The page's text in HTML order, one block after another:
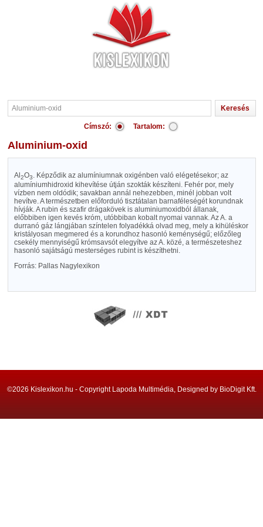
Címszó: Tartalom:
Aluminium-oxid
Al 2O3. Képződik az alumíniumnak oxigénben való elégetésekor; az
alumíniumhidroxid kihevítése útján szokták készíteni. Fehér por, mely
vízben nem oldódik; savakban annál nehezebben, minél jobban volt
hevítve. A természetben előforduló tisztátalan barnaféleségét korundnak
hívják. A rubin és szafir drágakövek is aluminiumoxidból állanak,
előbbiben igen kevés króm, utóbbiban kobalt nyomai vannak. Az A. a
durranó gáz lángjában színtelen folyadékká olvad meg, mely a kihüléskor
kristályosan megmered és a korundhoz hasonló keménységű; előzőleg
csekély mennyiségű krómsavsót elegyítve az A. közé, a természeteshez
hasonló sajátságú mesterséges rubint is készíthetni.
Forrás: Pallas Nagylexikon
©2026 Kislexikon.hu - Copyright Lapoda Multimédia, Designed by BioDigit Kft.